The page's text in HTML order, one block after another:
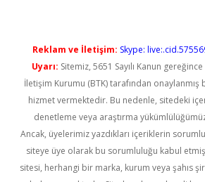
Reklam ve İletişim: Skype:
Uyarı: Sitemiz, 5651 Sayılı Kanun
İletişim Kurumu (BTK) tarafından onaylanmış
hizmet vermektedir. Bu nedenle, sitedeki
denetleme veya araştırma
Ancak, üyelerimiz yazdıkları içeriklerin
siteye üye olarak bu sorumluluğu kabul
sitesi, herhangi bir marka, kurum veya şahıs